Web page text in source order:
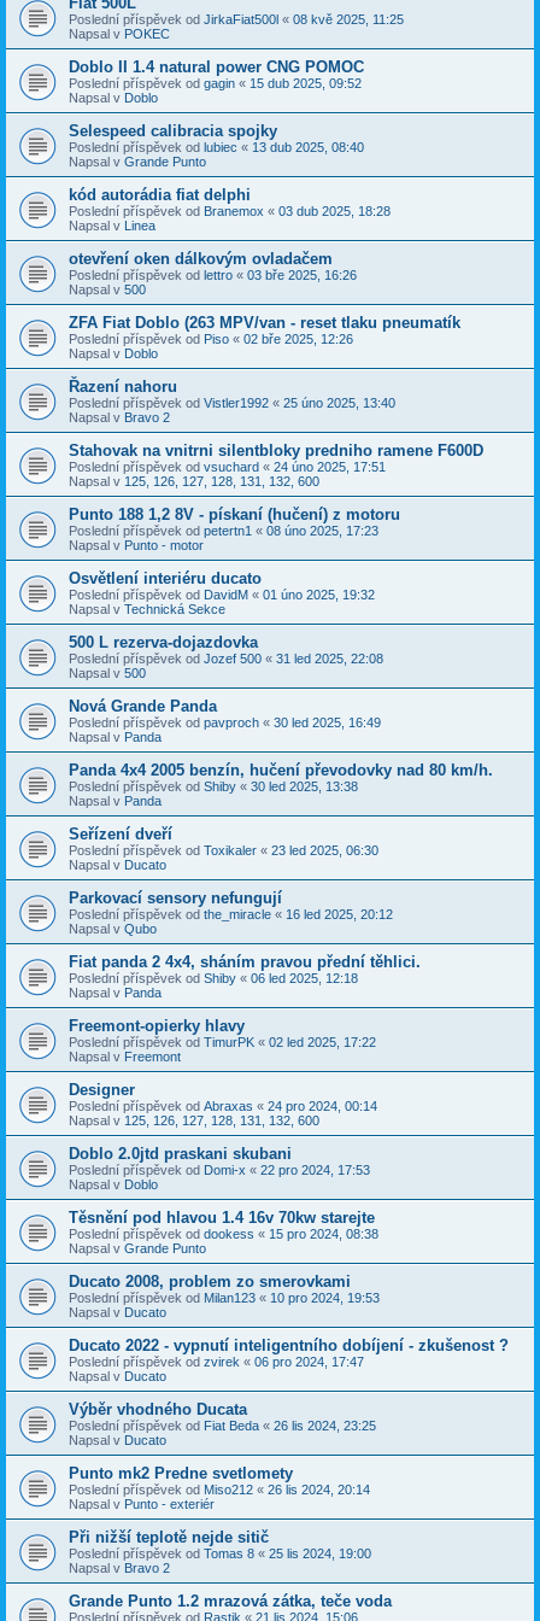
Poslední příspěvek od JirkaFiat500l « 08 kvě 2025, 11:25
Napsal v POKEC
Doblo II 1.4 natural power CNG POMOC
Poslední příspěvek od gagin « 15 dub 2025, 09:52
Napsal v Doblo
Selespeed calibracia spojky
Poslední příspěvek od lubiec « 13 dub 2025, 08:40
Napsal v Grande Punto
kód autorádia fiat delphi
Poslední příspěvek od Branemox « 03 dub 2025, 18:28
Napsal v Linea
otevření oken dálkovým ovladačem
Poslední příspěvek od lettro « 03 bře 2025, 16:26
Napsal v 500
ZFA Fiat Doblo (263 MPV/van - reset tlaku pneumatík
Poslední příspěvek od Piso « 02 bře 2025, 12:26
Napsal v Doblo
Řazení nahoru
Poslední příspěvek od Vistler1992 « 25 úno 2025, 13:40
Napsal v Bravo 2
Stahovak na vnitrni silentbloky predniho ramene F600D
Poslední příspěvek od vsuchard « 24 úno 2025, 17:51
Napsal v 125, 126, 127, 128, 131, 132, 600
Punto 188 1,2 8V - pískaní (hučení) z motoru
Poslední příspěvek od petertn1 « 08 úno 2025, 17:23
Napsal v Punto - motor
Osvětlení interiéru ducato
Poslední příspěvek od DavidM « 01 úno 2025, 19:32
Napsal v Technická Sekce
500 L rezerva-dojazdovka
Poslední příspěvek od Jozef 500 « 31 led 2025, 22:08
Napsal v 500
Nová Grande Panda
Poslední příspěvek od pavproch « 30 led 2025, 16:49
Napsal v Panda
Panda 4x4 2005 benzín, hučení převodovky nad 80 km/h.
Poslední příspěvek od Shiby « 30 led 2025, 13:38
Napsal v Panda
Seřízení dveří
Poslední příspěvek od Toxikaler « 23 led 2025, 06:30
Napsal v Ducato
Parkovací sensory nefungují
Poslední příspěvek od the_miracle « 16 led 2025, 20:12
Napsal v Qubo
Fiat panda 2 4x4, sháním pravou přední těhlici.
Poslední příspěvek od Shiby « 06 led 2025, 12:18
Napsal v Panda
Freemont-opierky hlavy
Poslední příspěvek od TimurPK « 02 led 2025, 17:22
Napsal v Freemont
Designer
Poslední příspěvek od Abraxas « 24 pro 2024, 00:14
Napsal v 125, 126, 127, 128, 131, 132, 600
Doblo 2.0jtd praskani skubani
Poslední příspěvek od Domi-x « 22 pro 2024, 17:53
Napsal v Doblo
Těsnění pod hlavou 1.4 16v 70kw starejte
Poslední příspěvek od dookess « 15 pro 2024, 08:38
Napsal v Grande Punto
Ducato 2008, problem zo smerovkami
Poslední příspěvek od Milan123 « 10 pro 2024, 19:53
Napsal v Ducato
Ducato 2022 - vypnutí inteligentního dobíjení - zkušenost ?
Poslední příspěvek od zvirek « 06 pro 2024, 17:47
Napsal v Ducato
Výběr vhodného Ducata
Poslední příspěvek od Fiat Beda « 26 lis 2024, 23:25
Napsal v Ducato
Punto mk2 Predne svetlomety
Poslední příspěvek od Miso212 « 26 lis 2024, 20:14
Napsal v Punto - exteriér
Při nižší teplotě nejde sitič
Poslední příspěvek od Tomas 8 « 25 lis 2024, 19:00
Napsal v Bravo 2
Grande Punto 1.2 mrazová zátka, teče voda
Poslední příspěvek od Rastik « 21 lis 2024, 15:06